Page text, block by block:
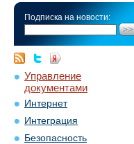
Подписка на новости:
Управление
документами
Интернет
Интеграция
Безопасность